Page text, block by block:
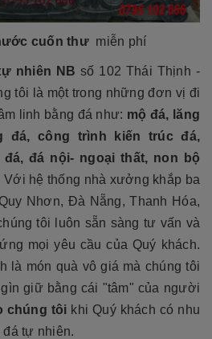
cuốn thư miễn phí
nhiên NB số 102 Thái Thịnh -
tôi là một trong những đơn vị đi
linh bằng đá như: mộ đá, lăng
đá, công trình kiến trúc đá,
đá nội- ngoại thất, non bộ
Với hệ thống nhà xưởng khắp ba
Nhơn, Đà Nẵng, Thanh Hóa,
tôi luôn sẵn sàng tư vấn và
mọi yêu cầu của Quý khách.
là món quà vô giá mà chúng tôi
gìn giữ bằng cái "tâm" của người
chúng tôi khi Quý khách có nhu
đá tự nhiên.